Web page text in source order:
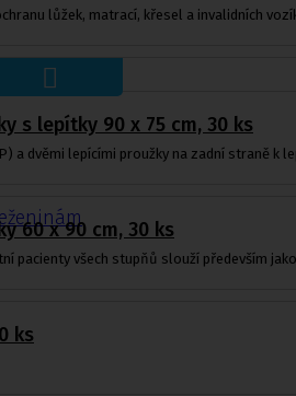
lůžek, matrací, křesel a invalidních
s lepítky 90 x 75 cm, 30 ks
a dvěmi lepícími proužky na zadní straně k
60 x 90 cm, 30 ks
pacienty všech stupňů slouží především
ks